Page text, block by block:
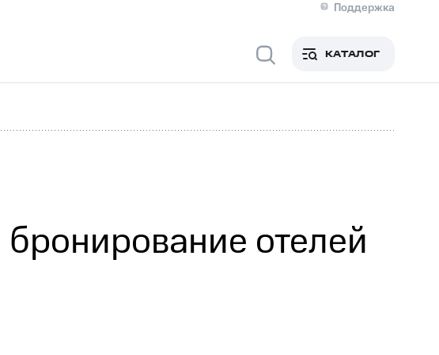
Поддержка
Медиа-центр
КонтактыПригласить спикера
Контроль и аудитРынок акций
КАТАЛОГ
отелей